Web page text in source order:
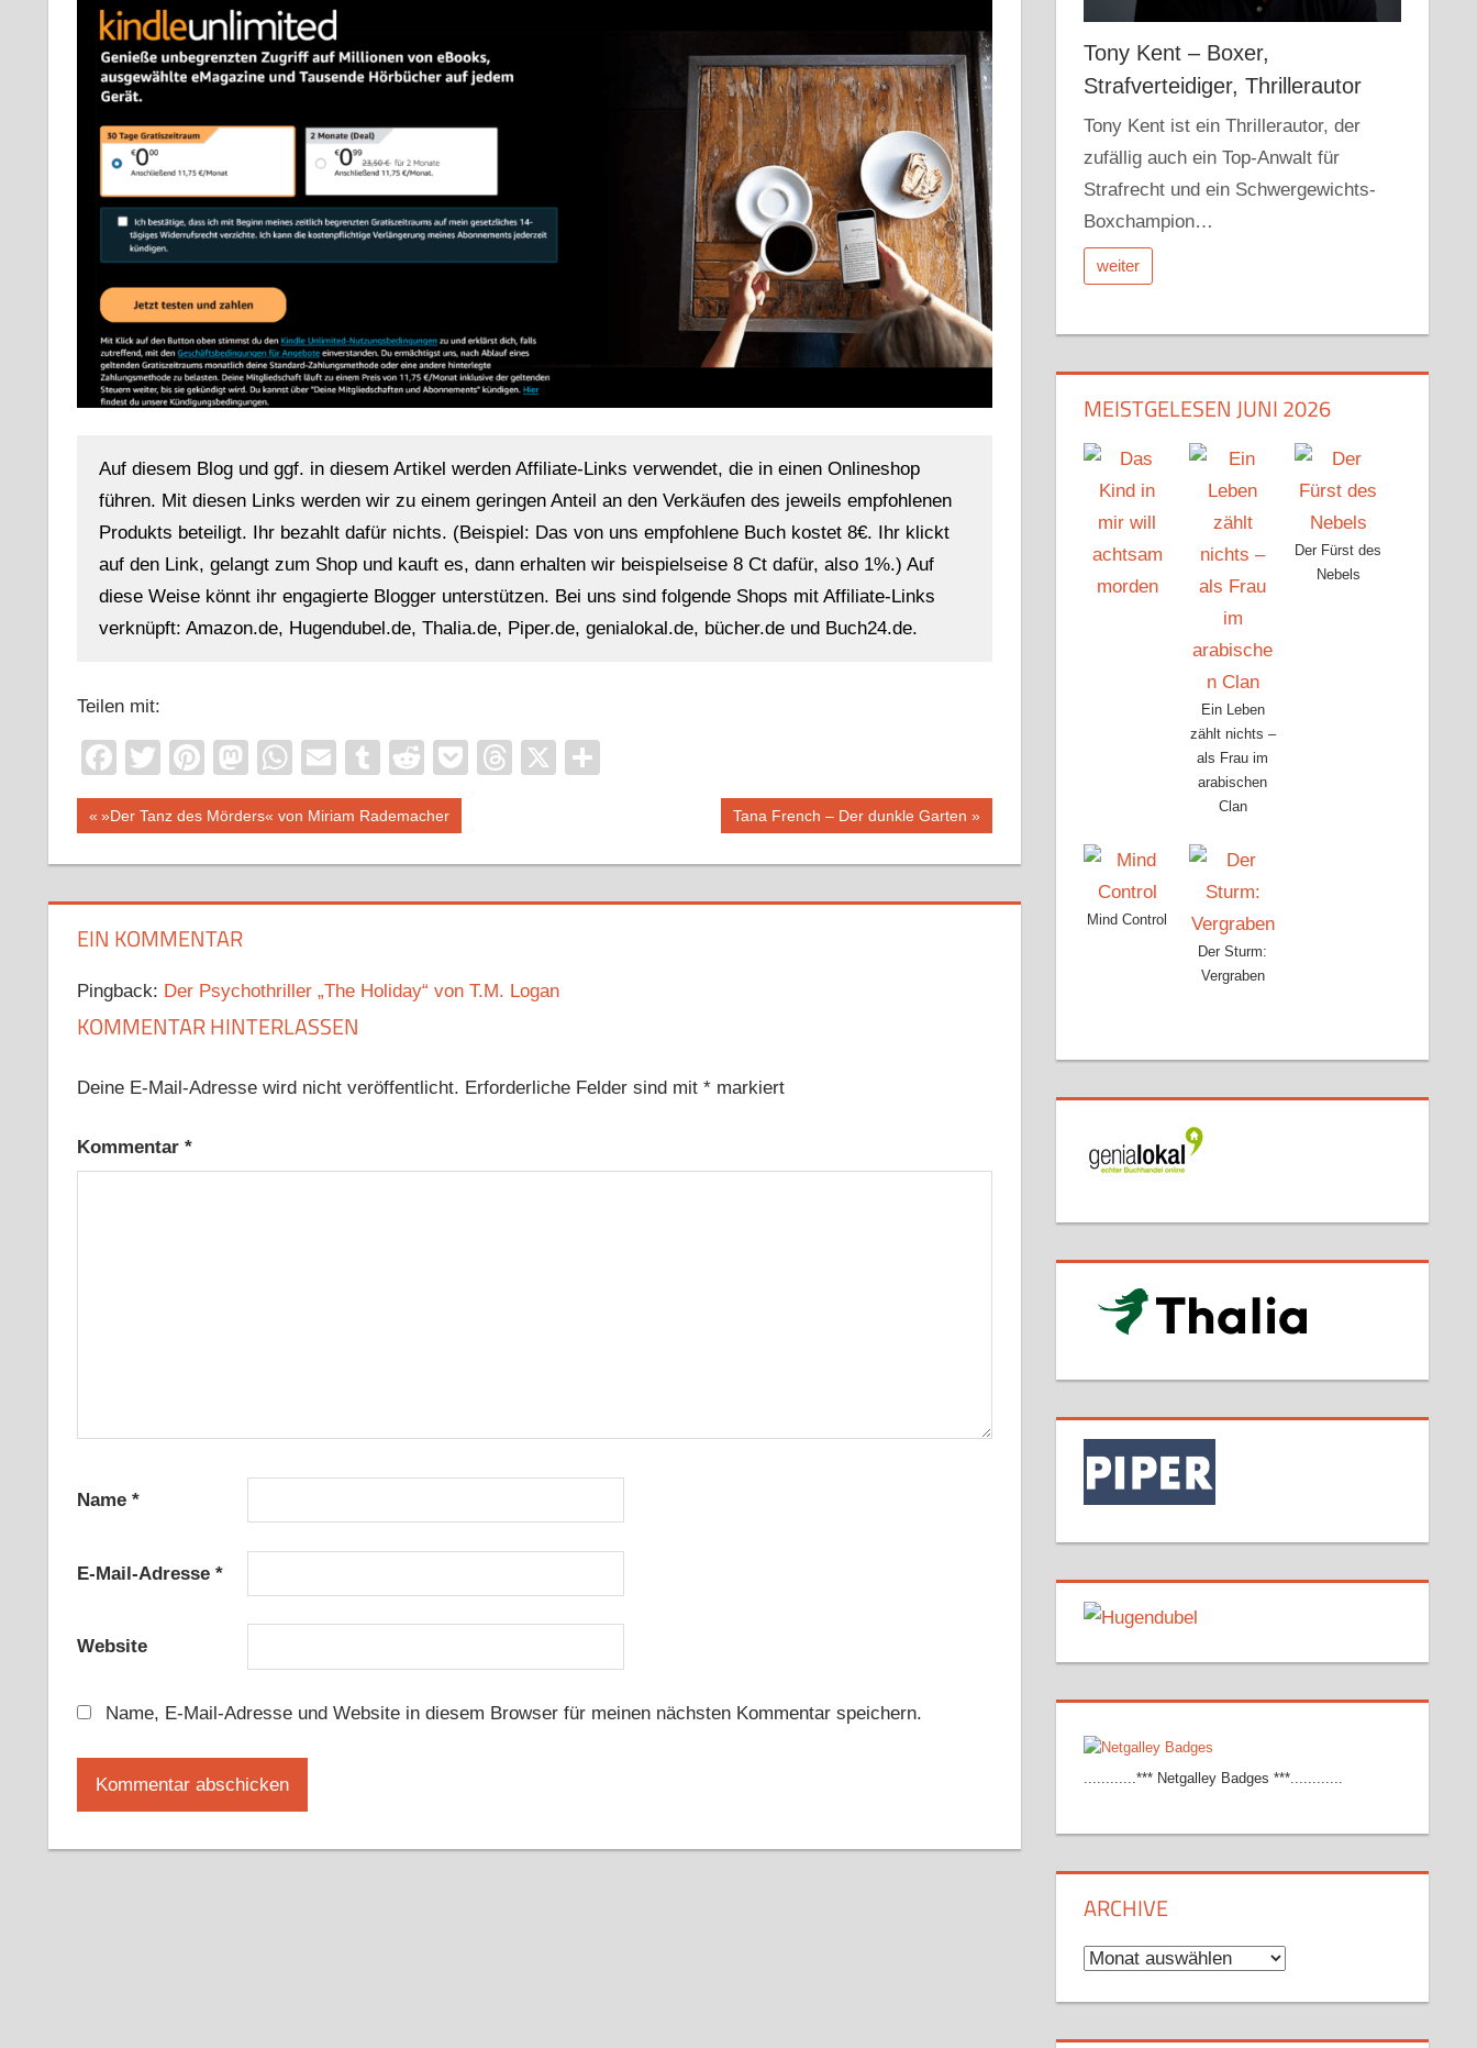
Auf diesem Blog und ggf. in diesem Artikel werden Affiliate-Links verwendet, die in einen Onlineshop
führen. Mit diesen Links werden wir zu einem geringen Anteil an den Verkäufen des jeweils empfohlenen
Produkts beteiligt. Ihr bezahlt dafür nichts. (Beispiel: Das von uns empfohlene Buch kostet 8€. Ihr klickt
auf den Link, gelangt zum Shop und kauft es, dann erhalten wir beispielseise 8 Ct dafür, also 1%.) Auf
diese Weise könnt ihr engagierte Blogger unterstützen. Bei uns sind folgende Shops mit Affiliate-Links
verknüpft: Amazon.de, Hugendubel.de, Thalia.de, Piper.de, genialokal.de, bücher.de und Buch24.de.
Teilen mit:
Facebook
TwitterPinterest
Mastodon
WhatsApp
EmailTumblr
RedditPocketThreads
X
Beitragsnavigation
Vorheriger
»Der Tanz des Mörders« von Miriam Rademacher
Nächster
Tana French – Der dunkle Garten
EIN KOMMENTAR
Pingback: Der Psychothriller „The Holiday“ von T.M. Logan
KOMMENTAR HINTERLASSEN
Deine E-Mail-Adresse wird nicht veröffentlicht. Erforderliche Felder sind mit *markiert
Kommentar *
Name *
E-Mail-Adresse *
Website
Name, E-Mail-Adresse und Website in diesem Browser für meinen nächsten Kommentar speichern.
Tony Kent – Boxer,
Strafverteidiger, Thrillerautor
Tony Kent ist ein Thrillerautor, der
zufällig auch ein Top-Anwalt für
Strafrecht und ein Schwergewichts-
Boxchampion…
weiter
MEISTGELESEN JUNI 2026
Ein Leben
zählt nichts –
als Frau im
arabischen
Clan
Der Fürst des
Nebels
Mind Control
Der Sturm:
Vergraben
............*** Netgalley Badges ***............
ARCHIVE
Archive